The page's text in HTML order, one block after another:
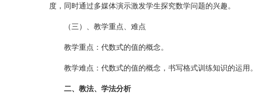
度，同时通过多媒体演示激发学生探究数学问题的兴趣。
（三）、教学重点、难点
教学重点：代数式的值的概念。
教学难点：代数式的值的概念，书写格式训练知识的运用。
二、教法、学法分析